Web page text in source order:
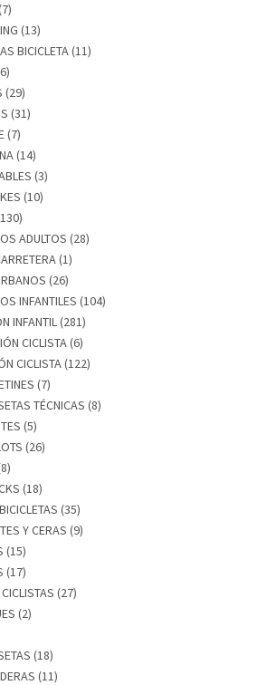
(13)
BICICLETA(11)
(29)
(31)
(7)
(14)
(3)
(10)
ADULTOS (28)
(1)
(26)
INFANTILES (104)
INFANTIL(281)
CICLISTA(6)
CICLISTA(122)
(7)
TÉCNICAS (8)
(5)
(26)
(18)
(35)
Y CERAS (9)
(15)
(17)
(27)
(2)
(18)
(11)